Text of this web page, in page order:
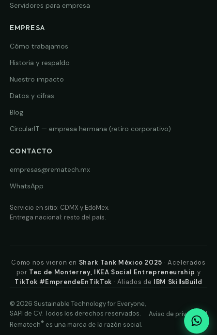
Servidores para empresa
EMPRESA
Cómo trabajamos
Historia y respaldo
Nuestro impacto
Datos y cifras
Blog
CircularIT — empresa hermana (retiro corporativo)
CONTACTO
empresas@rematech.mx
WhatsApp
Servicio en sitio: CDMX y EdoMex.
Entrega nacional: resto del país.
Como nos vieron en Shark Tank México 2025 · Acelerados
por Tec de Monterrey, IKEA Social Entrepreneurship y
TikTok #EmprendeEnTikTok · Aliados de IBM SkillsBuild
© 2026 Sustainable Technology for Everyone,
SAPI de CV. Todos los derechos reservados.
Rematech® es una marca de la razón social.
Aviso de privacidad